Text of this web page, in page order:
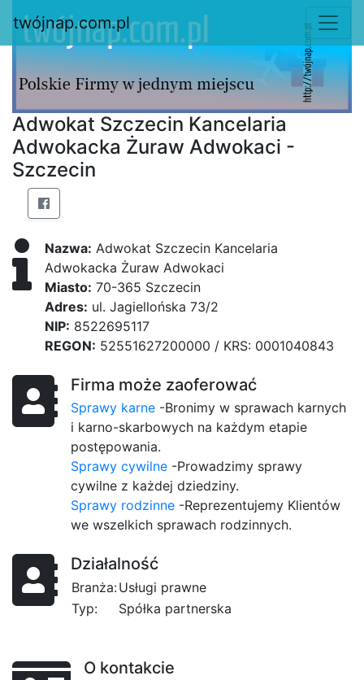
twójnap.com.pl
Adwokat Szczecin Kancelaria
Adwokacka Żuraw Adwokaci -
Szczecin
Nazwa: Adwokat Szczecin Kancelaria
Adwokacka Żuraw Adwokaci
Miasto: 70-365 Szczecin
Adres: ul. Jagiellońska 73/2
NIP: 8522695117
REGON: 52551627200000 / KRS: 0001040843
Firma może zaoferować
Sprawy karne -Bronimy w sprawach karnych
i karno-skarbowych na każdym etapie
postępowania.
Sprawy cywilne -Prowadzimy sprawy
cywilne z każdej dziedziny.
Sprawy rodzinne -Reprezentujemy Klientów
we wszelkich sprawach rodzinnych.
Działalność
Branża:Usługi prawne
Typ:
Spółka partnerska
O kontakcie